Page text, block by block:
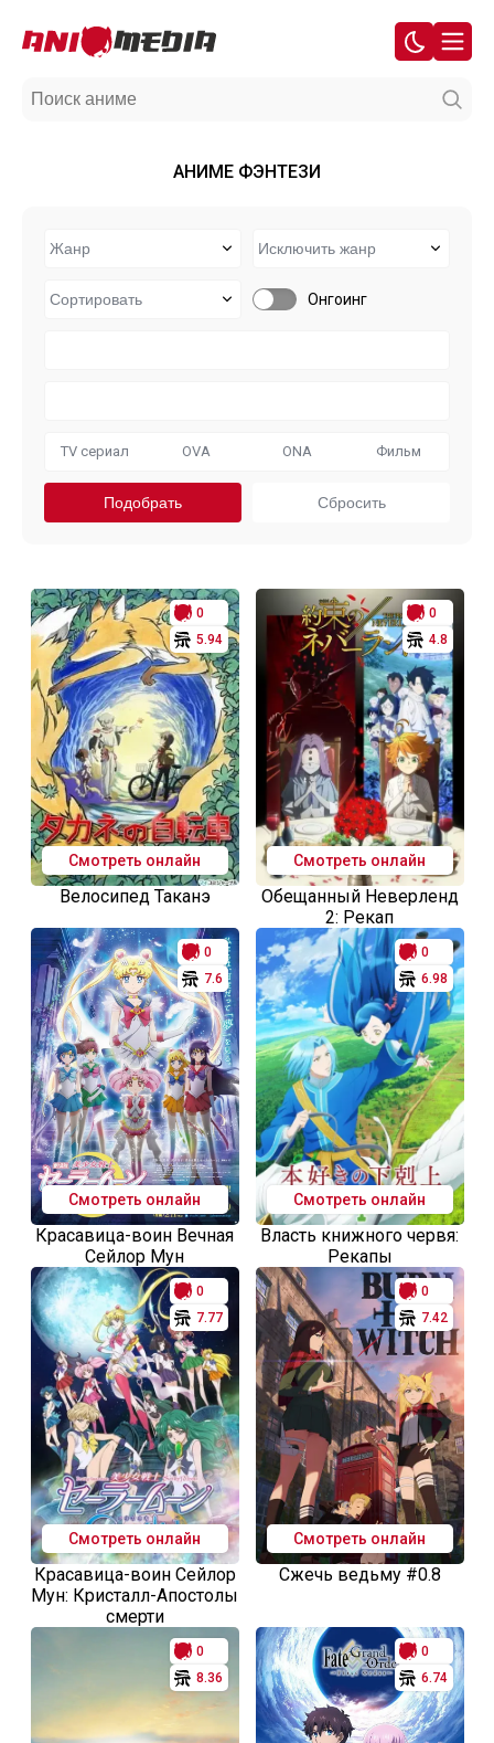
АНИМЕ ФЭНТЕЗИ
Онгоинг
TV сериал OVA ONA Фильм
0
5.94
Смотреть онлайн
Велосипед Таканэ
0
4.8
Смотреть онлайн
Обещанный Неверленд
2: Рекап
0
7.6
Смотреть онлайн
Красавица-воин Вечная
Сейлор Мун
0
6.98
Смотреть онлайн
Власть книжного червя:
Рекапы
0
7.77
Смотреть онлайн
Красавица-воин Сейлор
Мун: Кристалл-Апостолы
смерти
0
7.42
Смотреть онлайн
Сжечь ведьму #0.8
0
8.36
0
6.74